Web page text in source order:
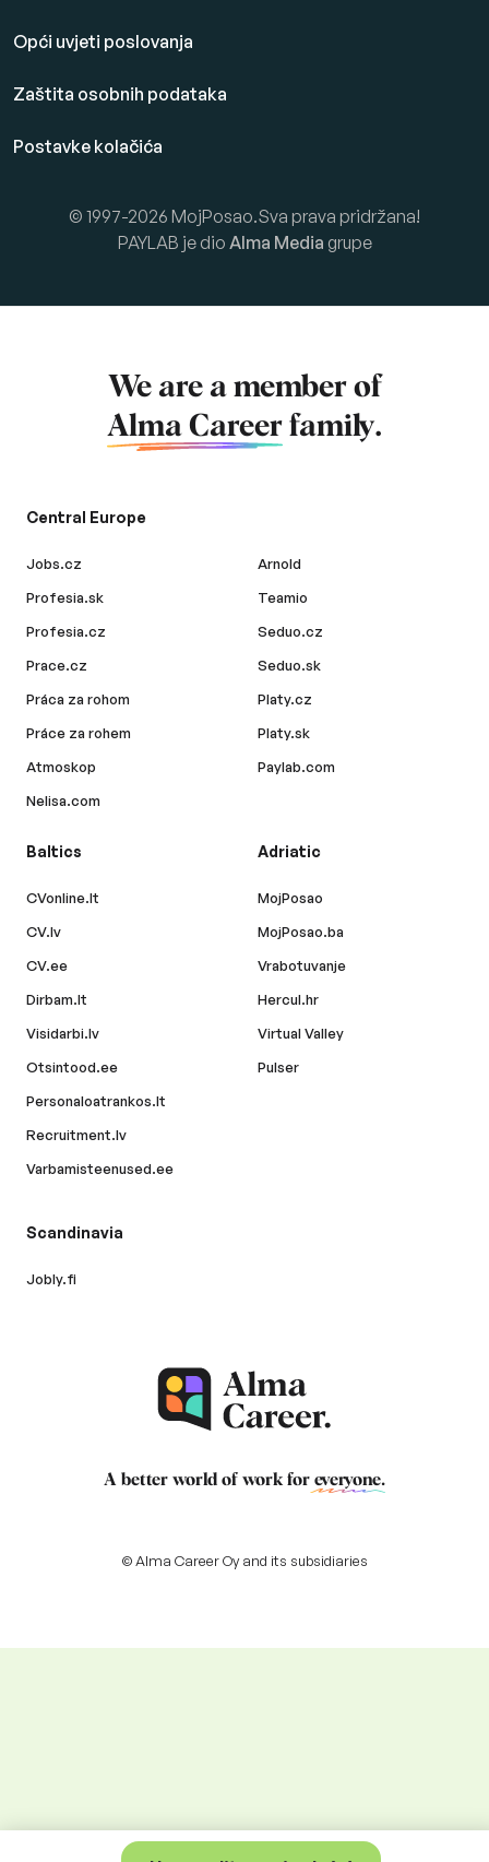
Opći uvjeti poslovanja
Zaštita osobnih podataka
Postavke kolačića
© 1997-2026 MojPosao.Sva prava pridržana!
PAYLAB je dio Alma Media grupe
We are a member of
Alma Career family.
Central Europe
Jobs.cz
Profesia.sk
Profesia.cz
Prace.cz
Práca za rohom
Práce za rohem
Atmoskop
Nelisa.com
Arnold
Teamio
Seduo.cz
Seduo.sk
Platy.cz
Platy.sk
Paylab.com
Baltics
CVonline.lt
CV.lv
CV.ee
Dirbam.lt
Visidarbi.lv
Otsintood.ee
Personaloatrankos.lt
Recruitment.lv
Varbamisteenused.ee
Adriatic
MojPosao
MojPosao.ba
Vrabotuvanje
Hercul.hr
Virtual Valley
Pulser
Scandinavia
Jobly.fi
A better world of work for everyone.
© Alma Career Oy and its subsidiaries